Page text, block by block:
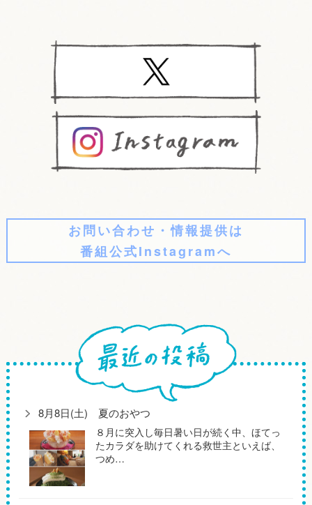
お問い合わせ・情報提供は
番組公式Instagramへ
8月8日(土) 夏のおやつ
８月に突入し毎日暑い日が続く中、ほてっ
たカラダを助けてくれる救世主といえば、
つめ…